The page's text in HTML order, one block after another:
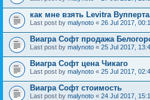
как мне взять Levitra
Last post by malynoto « 26 Jul 2017,
Виагра Софт продажа
Last post by malynoto « 25 Jul 2017,
Виагра Софт цена Чикаго
Last post by malynoto « 25 Jul 2017,
Виагра Софт стоимость
Last post by malynoto « 24 Jul 2017,